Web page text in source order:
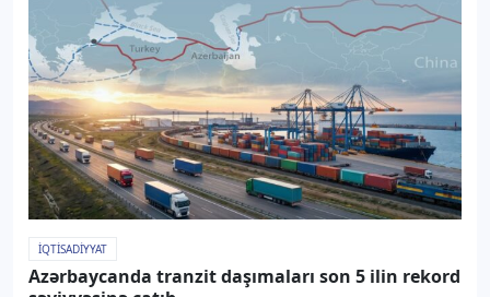
İQTISADIYYAT
Azərbaycanda tranzit daşımaları son 5 ilin rekord